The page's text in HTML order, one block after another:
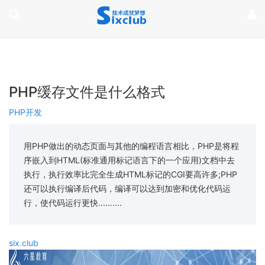
PHP缓存文件是什么格式
PHP开发
用PHP做出的动态页面与其他的编程语言相比，PHP是将程
序嵌入到HTML(标准通用标记语言下的一个应用)文档中去
执行，执行效率比完全生成HTML标记的CGI要高许多;PHP
还可以执行编译后代码，编译可以达到加密和优化代码运
行，使代码运行更快..........
six.club